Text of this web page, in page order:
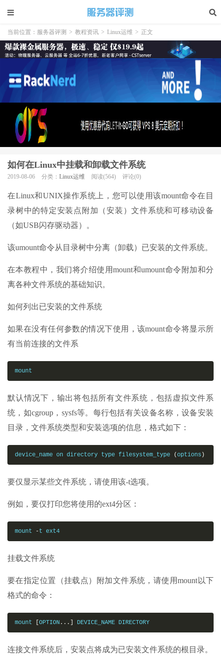
当前位置： 服务器评测 > 教程资讯 > Linux运维 > 正文
如何在Linux中挂载和卸载文件系统
2019-08-06 分类： Linux运维 阅读(564) 评论(0)
在Linux和UNIX操作系统上，您可以使用该mount命令在目
录树中的特定安装点附加（安装）文件系统和可移动设备
（如USB闪存驱动器）。
该umount命令从目录树中分离（卸载）已安装的文件系统。
在本教程中，我们将介绍使用mount和umount命令附加和分
离各种文件系统的基础知识。
如何列出已安装的文件系统
如果在没有任何参数的情况下使用，该mount命令将显示所
有当前连接的文件系
mount
默认情况下，输出将包括所有文件系统，包括虚拟文件系
统，如cgroup，sysfs等。每行包括有关设备名称，设备安装
目录，文件系统类型和安装选项的信息，格式如下：
device_name on directory type filesystem_type (options )
要仅显示某些文件系统，请使用该-t选项。
例如，要仅打印您将使用的ext4分区：
mount -t ext4
挂载文件系统
要在指定位置（挂载点）附加文件系统，请使用mount以下
格式的命令：
mount [OPTION ... ] DEVICE_NAME DIRECTORY
连接文件系统后，安装点将成为已安装文件系统的根目录。